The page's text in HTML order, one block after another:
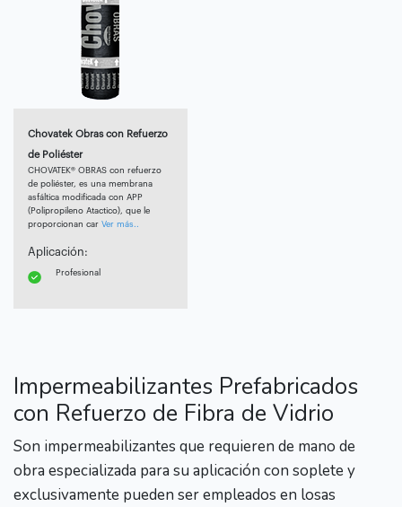
Chovatek Obras con Refuerzo
de Poliéster
CHOVATEK® OBRAS con refuerzo
de poliéster, es una membrana
asfáltica modificada con APP
(Polipropileno Atactico), que le
proporcionan car Ver más..
Aplicación:
Profesional
Impermeabilizantes Prefabricados
con Refuerzo de Fibra de Vidrio
Son impermeabilizantes que requieren de mano de
obra especializada para su aplicación con soplete y
exclusivamente pueden ser empleados en losas